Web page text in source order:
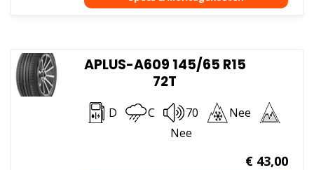
APLUS-A609 145/65 R15
72T
D C 70
Nee
Nee
€43,00